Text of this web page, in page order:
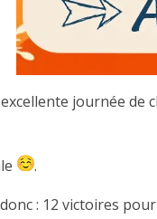
journée
.
: 12 victoires